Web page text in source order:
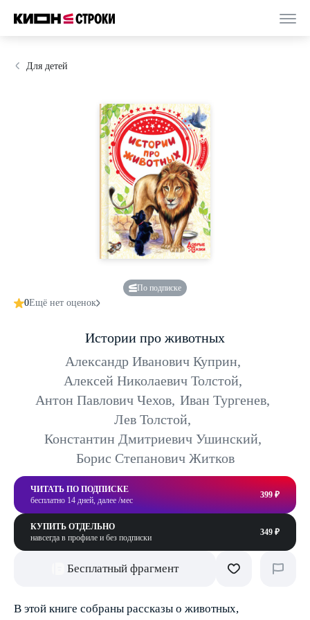
Для детей
По подписке
0Ещё нет оценок
Истории про животных
Александр Иванович Куприн,
Алексей Николаевич Толстой,
Антон Павлович Чехов, Иван Тургенев,
Лев Толстой,
Константин Дмитриевич Ушинский,
Борис Степанович Житков
ЧИТАТЬ ПО ПОДПИСКЕ
бесплатно 14 дней, далее /мес
399 ₽
КУПИТЬ ОТДЕЛЬНО
навсегда в профиле и без подписки
349 ₽
Бесплатный фрагмент
В этой книге собраны рассказы о животных,